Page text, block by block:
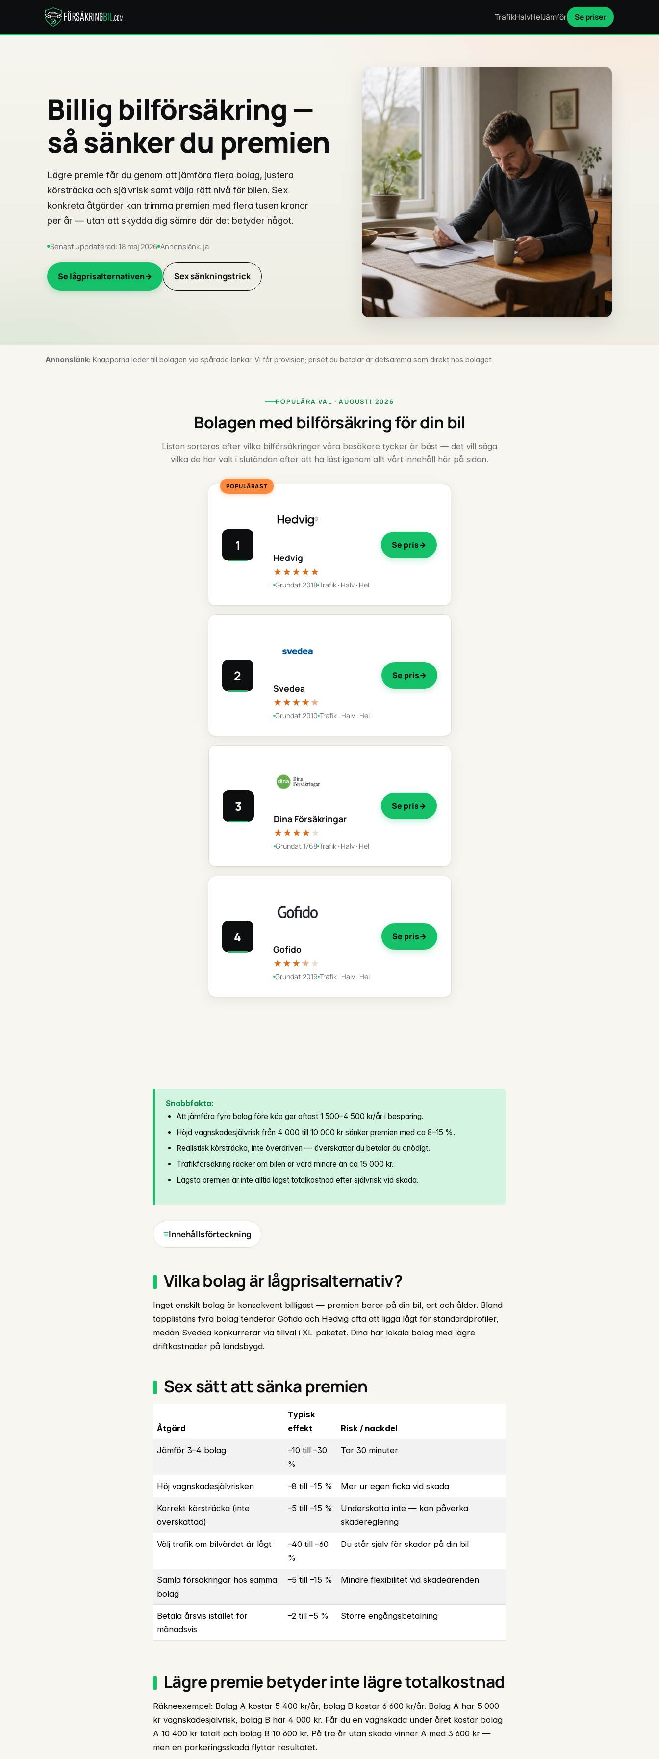
TrafikHalvHelJämför Se priser
Billig bilförsäkring —
så sänker du premien
Lägre premie får du genom att jämföra flera bolag, justera
körsträcka och självrisk samt välja rätt nivå för bilen. Sex
konkreta åtgärder kan trimma premien med flera tusen kronor
per år — utan att skydda dig sämre där det betyder något.
Senast uppdaterad: 18 maj 2026 Annonslänk: ja
Se lågprisalternativen Sex sänkningstrick
Annonslänk: Knapparna leder till bolagen via spårade länkar. Vi får provision; priset du betalar är detsamma som direkt hos bolaget.
POPULÄRA VAL · AUGUSTI 2026
Bolagen med bilförsäkring för din bil
Listan sorteras efter vilka bilförsäkringar våra besökare tycker är bäst — det vill säga
vilka de har valt i slutändan efter att ha läst igenom allt vårt innehåll här på sidan.
POPULÄRAST
1
Hedvig
★★★★★
Grundat 2018 Trafik · Halv · Hel
Se pris
2
Svedea
★★★★★
Grundat 2010 Trafik · Halv · Hel
Se pris
3
Dina Försäkringar
★★★★★
Grundat 1768 Trafik · Halv · Hel
Se pris
4
Gofido
★★★★★
Grundat 2019 Trafik · Halv · Hel
Se pris
Snabbfakta:
Att jämföra fyra bolag före köp ger oftast 1 500–4 500 kr/år i besparing.
Höjd vagnskadesjälvrisk från 4 000 till 10 000 kr sänker premien med ca 8–15 %.
Realistisk körsträcka, inte överdriven — överskattar du betalar du onödigt.
Trafikförsäkring räcker om bilen är värd mindre än ca 15 000 kr.
Lägsta premien är inte alltid lägst totalkostnad efter självrisk vid skada.
Innehållsförteckning
Vilka bolag är lågprisalternativ?
Inget enskilt bolag är konsekvent billigast — premien beror på din bil, ort och ålder. Bland
topplistans fyra bolag tenderar Gofido och Hedvig ofta att ligga lågt för standardprofiler,
medan Svedea konkurrerar via tillval i XL-paketet. Dina har lokala bolag med lägre
driftkostnader på landsbygd.
Sex sätt att sänka premien
Åtgärd
Typisk
effekt
Risk / nackdel
Jämför 3–4 bolag
–10 till –30
%
Tar 30 minuter
Höj vagnskadesjälvrisken –8 till –15 % Mer ur egen ficka vid skada
Korrekt körsträcka (inte
överskattad)
–5 till –15 %
Underskatta inte — kan påverka
skadereglering
Välj trafik om bilvärdet är lågt
–40 till –60
%
Du står själv för skador på din bil
Samla försäkringar hos samma
bolag
–5 till –15 % Mindre flexibilitet vid skadeärenden
Betala årsvis istället för
månadsvis
–2 till –5 % Större engångsbetalning
Lägre premie betyder inte lägre totalkostnad
Räkneexempel: Bolag A kostar 5 400 kr/år, bolag B kostar 6 600 kr/år. Bolag A har 5 000
kr vagnskadesjälvrisk, bolag B har 4 000 kr. Får du en vagnskada under året kostar bolag
A 10 400 kr totalt och bolag B 10 600 kr. På tre år utan skada vinner A med 3 600 kr —
men en parkeringsskada flyttar resultatet.